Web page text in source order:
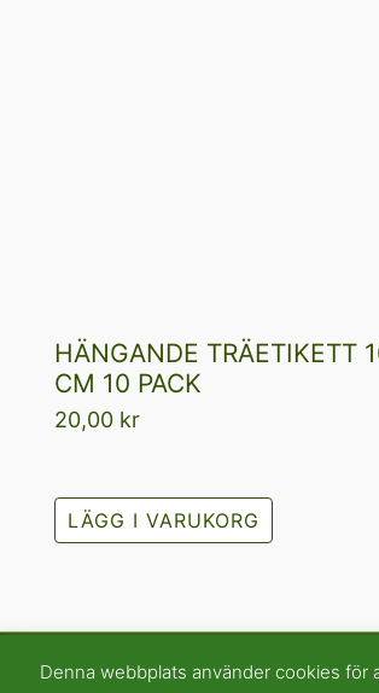
HÄNGANDE TRÄETIKETT
CM 10 PACK
20,00 kr
LÄGG I VARUKORG
Denna webbplats använder cookies för